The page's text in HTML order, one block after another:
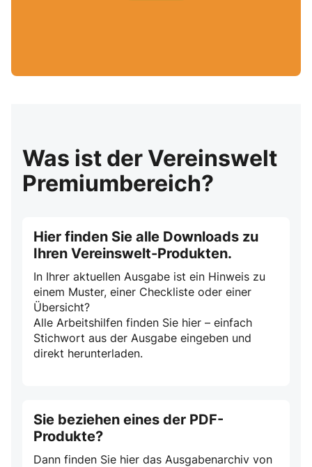
Was ist der Vereinswelt
Premiumbereich?
Hier finden Sie alle Downloads zu
Ihren Vereinswelt-Produkten.
In Ihrer aktuellen Ausgabe ist ein Hinweis zu
einem Muster, einer Checkliste oder einer
Übersicht?
Alle Arbeitshilfen finden Sie hier – einfach
Stichwort aus der Ausgabe eingeben und
direkt herunterladen.
Sie beziehen eines der PDF-
Produkte?
Dann finden Sie hier das Ausgabenarchiv von